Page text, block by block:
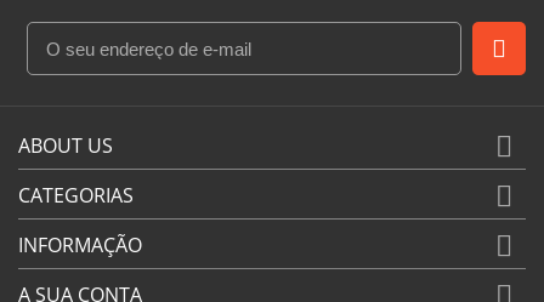
ABOUT US 
CATEGORIAS 
INFORMAÇÃO 
A SUA CONTA